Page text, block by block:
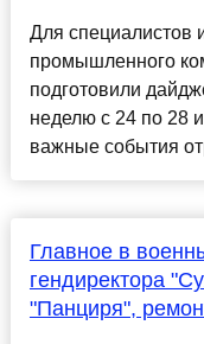
Для специалистов
промышленного
подготовили
неделю с 24 по 28
важные события
Главное в
гендиректора
"Панциря",